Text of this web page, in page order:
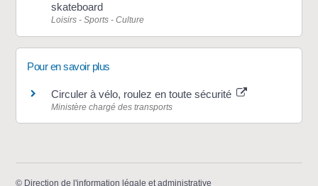
skateboard
Loisirs - Sports - Culture
Pour en savoir plus
Circuler à vélo, roulez en toute sécurité
Ministère chargé des transports
© Direction de l'information légale et administrative